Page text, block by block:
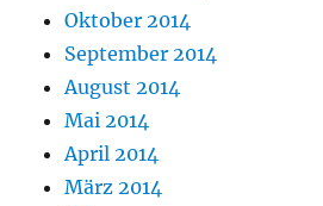
Oktober 2014
September 2014
August 2014
Mai 2014
April 2014
März 2014